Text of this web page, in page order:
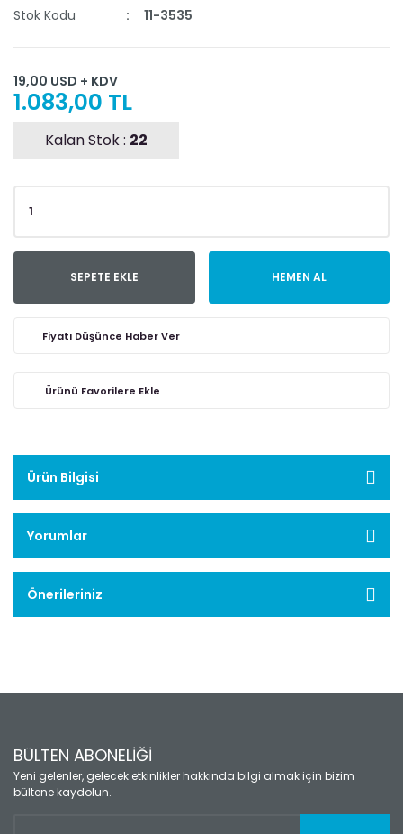
Stok Kodu
11-3535
19,00 USD + KDV
1.083,00 TL
Kalan Stok : 22
SEPETE EKLE HEMEN AL
Fiyatı Düşünce Haber Ver
Ürün Bilgisi
Yorumlar
Önerileriniz
BÜLTEN ABONELİĞİ
Yeni gelenler, gelecek etkinlikler hakkında bilgi almak için bizim
bültene kaydolun.